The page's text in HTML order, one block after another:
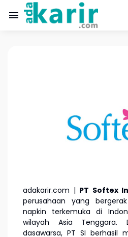
adakarir.com | PT Softex
perusahaan yang
napkin terkemuka di
wilayah Asia Tenggara.
dasawarsa, PT SI berhasil